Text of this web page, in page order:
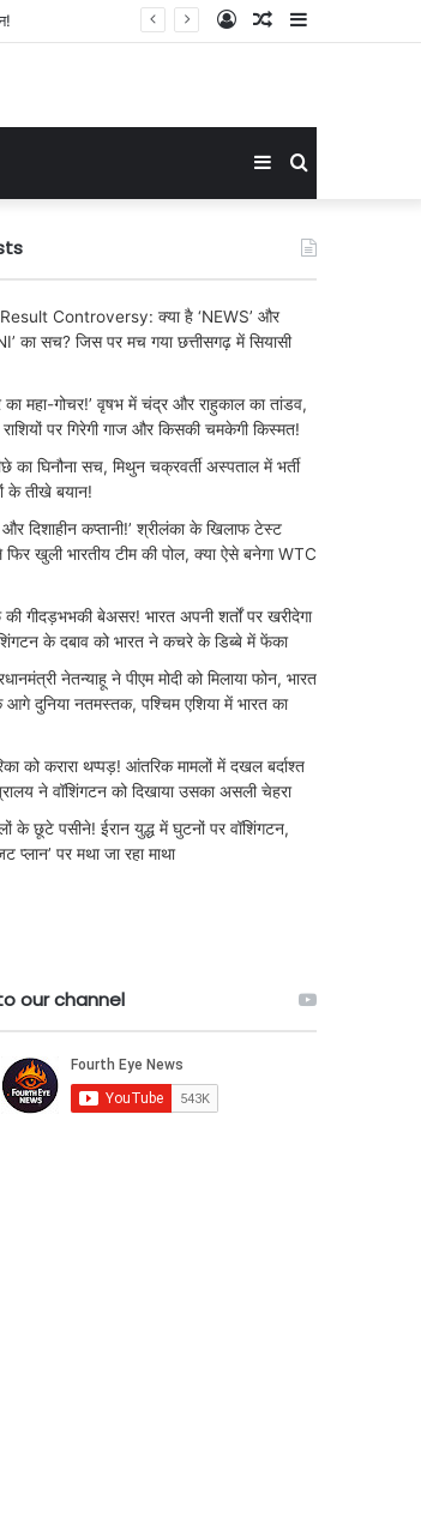
Random
Log
Search
for
Sidebar
Controversy: क्या है ‘NEWS’ और
का सच? जिस पर मच गया छत्तीसगढ़ में सियासी
का महा-गोचर!’ वृषभ में चंद्र और राहुकाल का तांडव,
पर गिरेगी गाज और किसकी चमकेगी किस्मत!
का घिनौना सच, मिथुन चक्रवर्ती अस्पताल में भर्ती
के तीखे बयान!
और दिशाहीन कप्तानी!’ श्रीलंका के खिलाफ टेस्ट
खुली भारतीय टीम की पोल, क्या ऐसे बनेगा WTC
की गीदड़भभकी बेअसर! भारत अपनी शर्तों पर खरीदेगा
के दबाव को भारत ने कचरे के डिब्बे में फेंका
नेतन्याहू ने पीएम मोदी को मिलाया फोन, भारत
दुनिया नतमस्तक, पश्चिम एशिया में भारत का
को करारा थप्पड़! आंतरिक मामलों में दखल बर्दाश्त
ने वॉशिंगटन को दिखाया उसका असली चेहरा
के छूटे पसीने! ईरान युद्ध में घुटनों पर वॉशिंगटन,
प्लान’ पर मथा जा रहा माथा
our channel